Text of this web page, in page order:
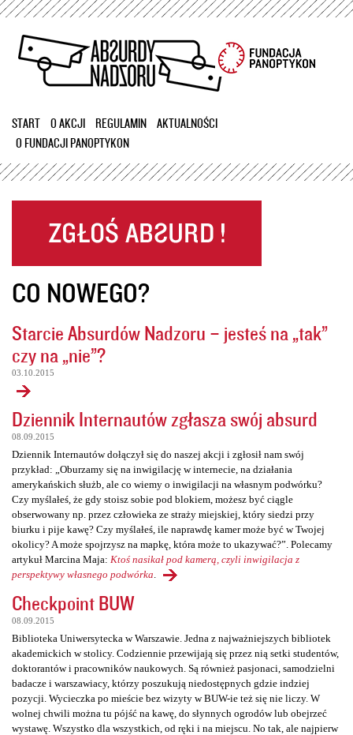
Przejdź
treści
START O AKCJI REGULAMIN
AKTUALNOŚCI
O FUNDACJI PANOPTYKON
CO NOWEGO?
Starcie Absurdów Nadzoru – jesteś na „tak”
czy na „nie”?
03.10.2015
Dziennik Internautów zgłasza swój absurd
08.09.2015
Dziennik Internautów dołączył się do naszej akcji i zgłosił nam swój
przykład: „Oburzamy się na inwigilację w internecie, na działania
amerykańskich służb, ale co wiemy o inwigilacji na własnym podwórku?
Czy myślałeś, że gdy stoisz sobie pod blokiem, możesz być ciągle
obserwowany np. przez człowieka ze straży miejskiej, który siedzi przy
biurku i pije kawę? Czy myślałeś, ile naprawdę kamer może być w Twojej
okolicy? A może spojrzysz na mapkę, która może to ukazywać?”. Polecamy
artykuł Marcina Maja: Ktoś nasikał pod kamerą, czyli inwigilacja z
perspektywy własnego podwórka
Checkpoint BUW
08.09.2015
Biblioteka Uniwersytecka w Warszawie. Jedna z najważniejszych bibliotek
akademickich w stolicy. Codziennie przewijają się przez nią setki studentów,
doktorantów i pracowników naukowych. Są również pasjonaci, samodzielni
badacze i warszawiacy, którzy poszukują niedostępnych gdzie indziej
pozycji. Wycieczka po mieście bez wizyty w BUW-ie też się nie liczy. W
wolnej chwili można tu pójść na kawę, do słynnych ogrodów lub obejrzeć
wystawę. Wszystko dla wszystkich, od ręki i na miejscu. No tak, ale najpierw